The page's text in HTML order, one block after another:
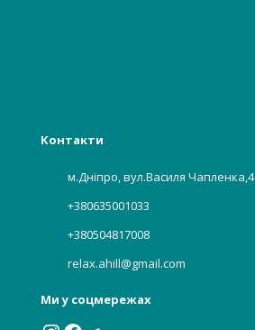
Контакти
м.Дніпро, вул.Василя Чапленка,4
+380635001033
+380504817008
relax.ahill@gmail.com
Ми у соцмережах